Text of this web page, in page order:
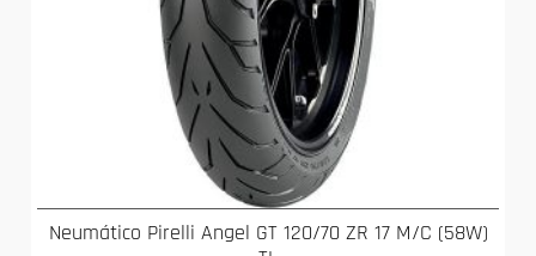
Neumático Pirelli Angel GT 120/70 ZR 17 M/C (58W)